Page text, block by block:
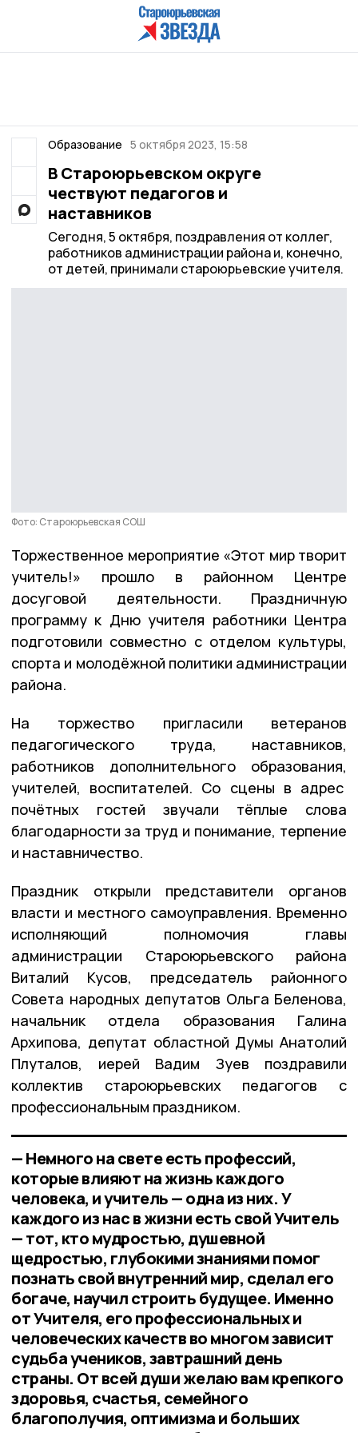
Образование 5 октября 2023, 15:58
В Староюрьевском округе
чествуют педагогов и
наставников
Сегодня, 5 октября, поздравления от коллег,
работников администрации района и, конечно,
от детей, принимали староюрьевские учителя.
Фото: Староюрьевская СОШ
Торжественное мероприятие «Этот мир творит
учитель!» прошло в районном Центре
досуговой деятельности. Праздничную
программу к Дню учителя работники Центра
подготовили совместно с отделом культуры,
спорта и молодёжной политики администрации
района.
На торжество пригласили ветеранов
педагогического труда, наставников,
работников дополнительного образования,
учителей, воспитателей. Со сцены в адрес
почётных гостей звучали тёплые слова
благодарности за труд и понимание, терпение
и наставничество.
Праздник открыли представители органов
власти и местного самоуправления. Временно
исполняющий полномочия главы
администрации Староюрьевского района
Виталий Кусов, председатель районного
Совета народных депутатов Ольга Беленова,
начальник отдела образования Галина
Архипова, депутат областной Думы Анатолий
Плуталов, иерей Вадим Зуев поздравили
коллектив староюрьевских педагогов с
профессиональным праздником.
— Немного на свете есть профессий,
которые влияют на жизнь каждого
человека, и учитель — одна из них. У
каждого из нас в жизни есть свой Учитель
— тот, кто мудростью, душевной
щедростью, глубокими знаниями помог
познать свой внутренний мир, сделал его
богаче, научил строить будущее. Именно
от Учителя, его профессиональных и
человеческих качеств во многом зависит
судьба учеников, завтрашний день
страны. От всей души желаю вам крепкого
здоровья, счастья, семейного
благополучия, оптимизма и больших